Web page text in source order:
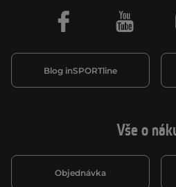
Vše o
Objednávka
Blog inSPORTline
Facebook Youtube